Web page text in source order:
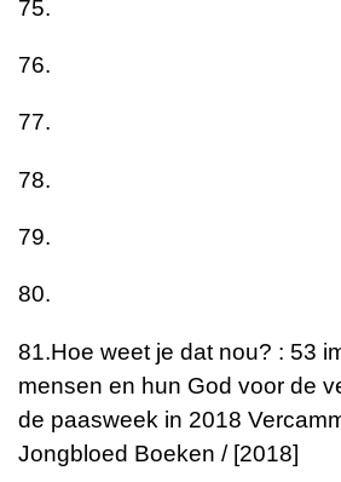
75.
76.
77.
78.
79.
80.
81.Hoe weet je dat nou? : 53
mensen en hun God voor de
de paasweek in 2018
Jongbloed Boeken / [2018]